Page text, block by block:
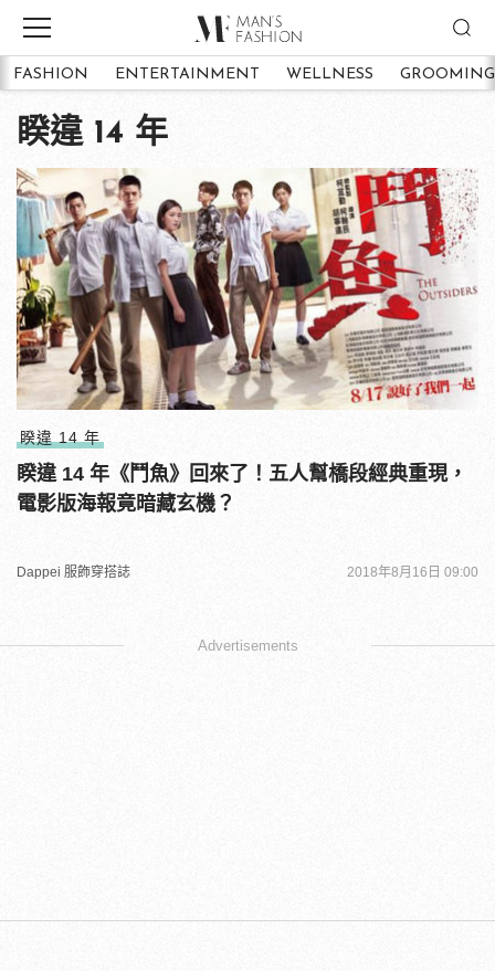
FASHION ENTERTAINMENT WELLNESS GROOMING
睽違 14 年
睽違 14 年
睽違 14 年《鬥魚》回來了！五人幫橋段經典重現，
電影版海報竟暗藏玄機？
Dappei 服飾穿搭誌 2018年8月16日 09:00
Advertisements